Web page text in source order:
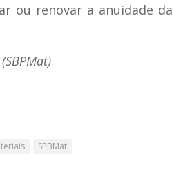
ou renovar a anuidade da
SPBMat